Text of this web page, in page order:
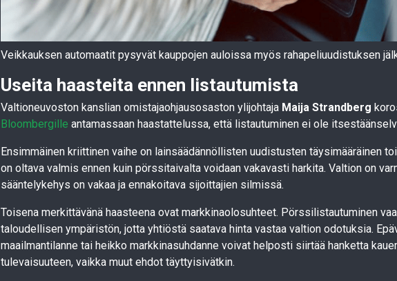
Veikkauksen automaatit pysyvät kauppojen auloissa myös rahapeliuudistuksen
Useita haasteita ennen listautumista
Valtioneuvoston kanslian omistajaohjausosaston ylijohtaja Maija Strandberg
Bloombergille antamassaan haastattelussa, että listautuminen ei ole
Ensimmäinen kriittinen vaihe on lainsäädännöllisten uudistusten täysimääräinen
on oltava valmis ennen kuin pörssitaivalta voidaan vakavasti harkita. Valtion on
sääntelykehys on vakaa ja ennakoitava sijoittajien silmissä.
Toisena merkittävänä haasteena ovat markkinaolosuhteet. Pörssilistautuminen
taloudellisen ympäristön, jotta yhtiöstä saatava hinta vastaa valtion odotuksia.
maailmantilanne tai heikko markkinasuhdanne voivat helposti siirtää hanketta
tulevaisuuteen, vaikka muut ehdot täyttyisivätkin.